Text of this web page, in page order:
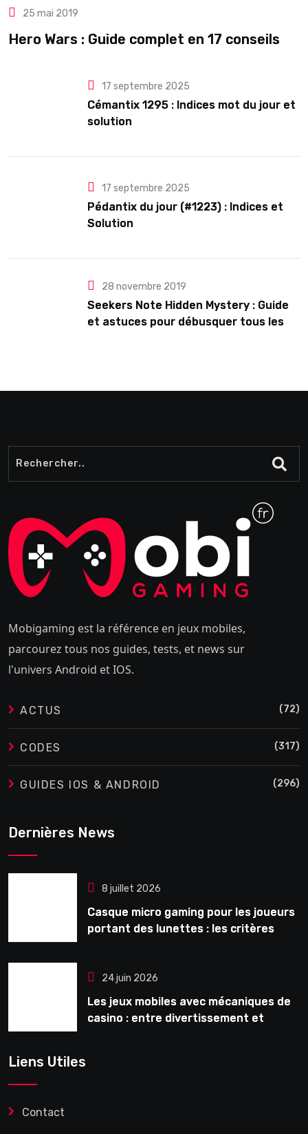
25 mai 2019
Hero Wars : Guide complet en 17 conseils
17 septembre 2025
Cémantix 1295 : Indices mot du jour et
solution
17 septembre 2025
Pédantix du jour (#1223) : Indices et
Solution
28 novembre 2019
Seekers Note Hidden Mystery : Guide
et astuces pour débusquer tous les
Mobigaming est la référence en jeux mobiles,
parcourez tous nos guides, tests, et news sur
l'univers Android et IOS.
ACTUS (72)
CODES (317)
GUIDES IOS & ANDROID (296)
Dernières News
8 juillet 2026
Casque micro gaming pour les joueurs
portant des lunettes : les critères
24 juin 2026
Les jeux mobiles avec mécaniques de
casino : entre divertissement et
Liens Utiles
Contact